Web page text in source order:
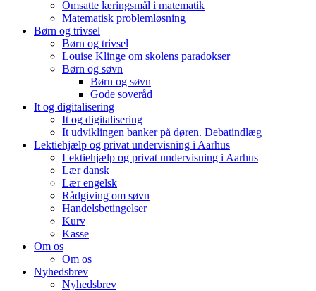
Omsatte læringsmål i matematik
Matematisk problemløsning
Børn og trivsel
Børn og trivsel
Louise Klinge om skolens paradokser
Børn og søvn
Børn og søvn
Gode soveråd
It og digitalisering
It og digitalisering
It udviklingen banker på døren. Debatindlæg
Lektiehjælp og privat undervisning i Aarhus
Lektiehjælp og privat undervisning i Aarhus
Lær dansk
Lær engelsk
Rådgiving om søvn
Handelsbetingelser
Kurv
Kasse
Om os
Om os
Nyhedsbrev
Nyhedsbrev